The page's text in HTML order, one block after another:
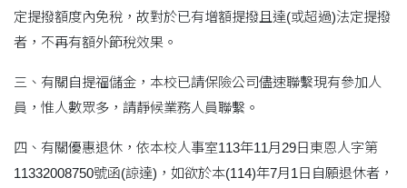
定提撥額度內免稅，故對於已有增額提撥且達(或超過)法定提撥
者，不再有額外節稅效果。
三、有關自提福儲金，本校已請保險公司儘速聯繫現有參加人
員，惟人數眾多，請靜候業務人員聯繫。
四、有關優惠退休，依本校人事室113年11月29日東恩人字第
11332008750號函(諒達)，如欲於本(114)年7月1日自願退休者，